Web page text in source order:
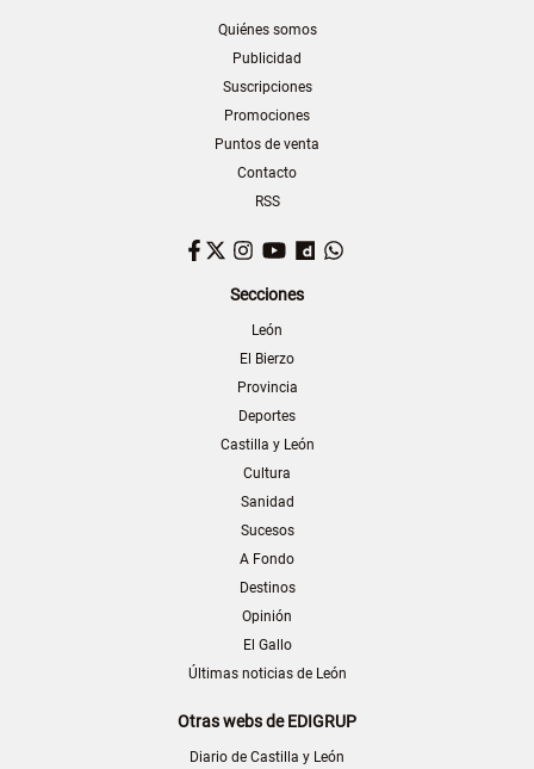
Quiénes somos
Publicidad
Suscripciones
Promociones
Puntos de venta
Contacto
RSS
Facebook
TwitterInstagram
YouTubeDailymotion
Secciones
León
El Bierzo
Provincia
Deportes
Castilla y León
Cultura
Sanidad
Sucesos
A Fondo
Destinos
Opinión
El Gallo
Últimas noticias de León
Otras webs de EDIGRUP
Diario de Castilla y León